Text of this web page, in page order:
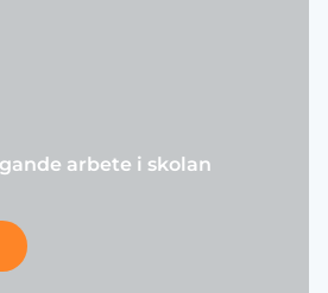
arbete i skolan